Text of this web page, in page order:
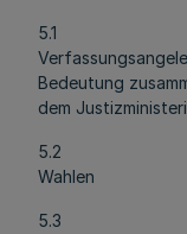
5.1
Bedeutung
dem
5.2
Wahlen
5.3